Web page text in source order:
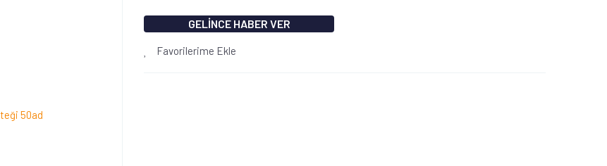
GELİNCE HABER VER
Favorilerime Ekle